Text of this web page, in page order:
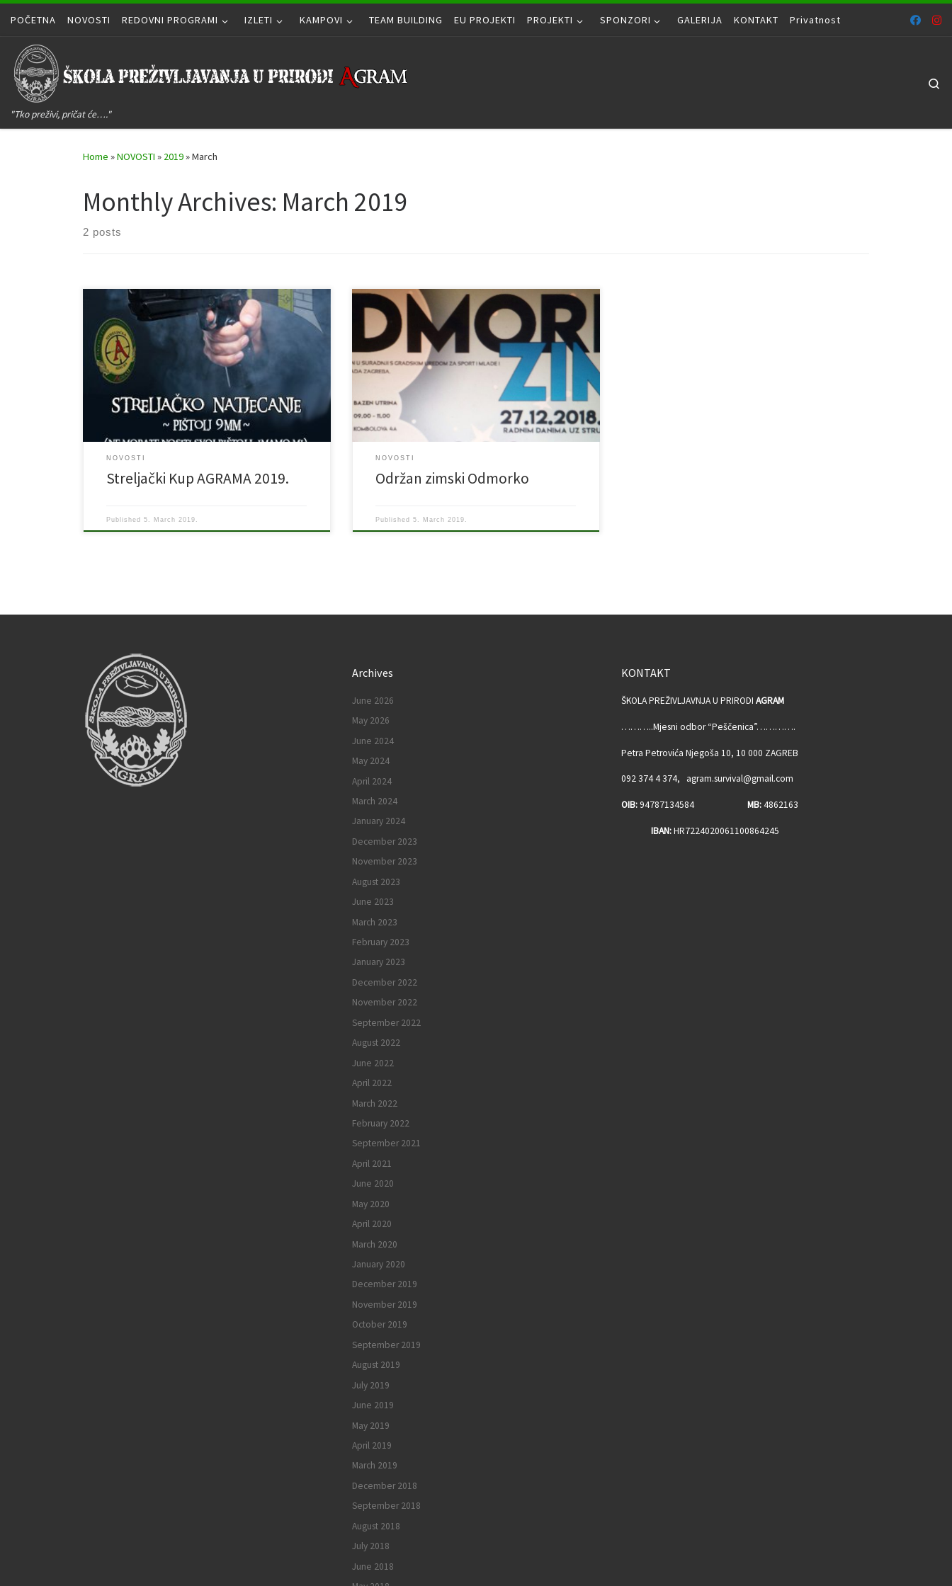
Skip to content
POČETNA NOVOSTI REDOVNI PROGRAMI IZLETI KAMPOVI TEAM BUILDING EU PROJEKTI PROJEKTI SPONZORI GALERIJA KONTAKT Privatnost
"Tko preživi, pričat će…."
Home »NOVOSTI » 2019»March
Monthly Archives: March 2019
2 posts
Naša streljačka sekcija organizira streljački kup iz
pištoljskog streljaštva “KUP AGRAMA 2019”, koje će se
održati u srijedu 20.03.2019. s početkom u 19.00 sati.
Cijeli događaj će se napokon održati u streljani “LAS”,
Folnegovićeva 10, bivša tvornica TEŽ. Ne trebate nositi
svoje oružje, mi imao za Vas. Puca se iz […]
NOVOSTI
Streljački Kup AGRAMA 2019.
Published5. March 2019.
U siječnju je u suradnji sa Školskim sportskim savezom
grada Zagreba održan program za djecu osnovnih
škola grad Zagreba, ODMORKO. U projekt je bilo
uključeno preko 40-tero djece od 1-7 razreda, a kroz
program su prošli Osnove čvorlogije, ekologije i
prirode i društva, prve pomoći, vještinje paljenja
vatre, odradili smo […]
NOVOSTI
Održan zimski Odmorko
Published5. March 2019.
Archives
June 2026
May 2026
June 2024
May 2024
April 2024
March 2024
January 2024
December 2023
November 2023
August 2023
June 2023
March 2023
February 2023
January 2023
December 2022
November 2022
September 2022
August 2022
June 2022
April 2022
March 2022
February 2022
September 2021
April 2021
June 2020
May 2020
April 2020
March 2020
January 2020
December 2019
November 2019
October 2019
September 2019
August 2019
July 2019
June 2019
May 2019
April 2019
March 2019
December 2018
September 2018
August 2018
July 2018
June 2018
KONTAKT
ŠKOLA PREŽIVLJAVNJA U PRIRODI AGRAM
………..Mjesni odbor “Peščenica”………….
Petra Petrovića Njegoša 10, 10 000 ZAGREB
092 374 4 374, agram.survival@gmail.com
OIB:94787134584 MB:4862163
IBAN:HR7224020061100864245